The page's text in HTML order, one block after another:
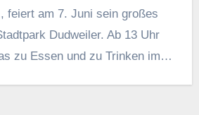
feiert am 7. Juni sein großes
Dudweiler. Ab 13 Uhr
zu Essen und zu Trinken im…